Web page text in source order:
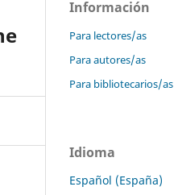
Información
Para lectores/as
Para autores/as
Para bibliotecarios/as
Idioma
Español (España)